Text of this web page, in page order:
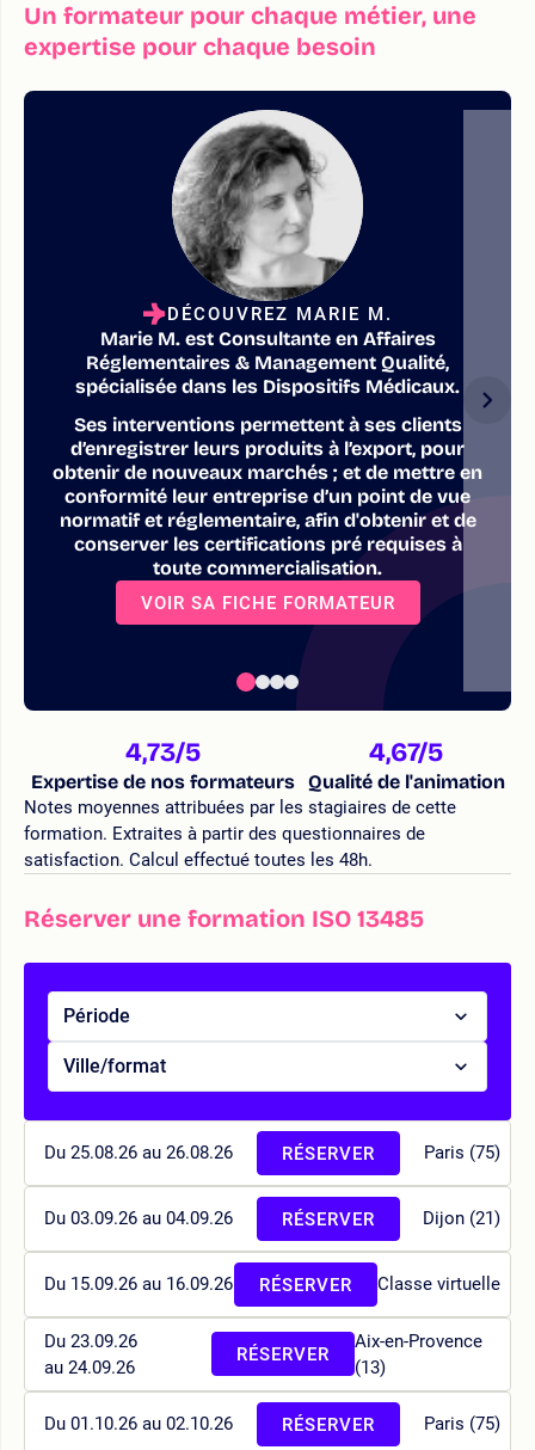
Un formateur pour chaque métier, une
expertise pour chaque besoin
DÉCOUVREZ MARIE M.
Marie M. est Consultante en Affaires
Réglementaires & Management Qualité,
spécialisée dans les Dispositifs Médicaux.
Ses interventions permettent à ses clients
d’enregistrer leurs produits à l’export, pour
obtenir de nouveaux marchés ; et de mettre en
conformité leur entreprise d’un point de vue
normatif et réglementaire, afin d'obtenir et de
conserver les certifications pré requises à
toute commercialisation.
VOIR SA FICHE FORMATEUR
4,73/5
Expertise de nos formateurs
4,67/5
Qualité de l'animation
Notes moyennes attribuées par les stagiaires de cette
formation. Extraites à partir des questionnaires de
satisfaction. Calcul effectué toutes les 48h.
Réserver une formation ISO 13485
Période
Ville/format
Du 25.08.26 au 26.08.26 Paris (75)
RÉSERVER
Du 03.09.26 au 04.09.26 Dijon (21)
RÉSERVER
Du 15.09.26 au 16.09.26 Classe virtuelle
RÉSERVER
Du 23.09.26
au 24.09.26
Aix-en-Provence
(13)
RÉSERVER
Du 01.10.26 au 02.10.26 Paris (75)
RÉSERVER